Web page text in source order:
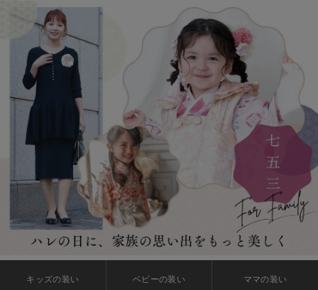
キッズの装い ベビーの装い ママの装い